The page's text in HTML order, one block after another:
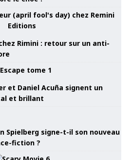
Rimini : retour sur un anti-
et Daniel Acuña signent un
et brillant
Spielberg signe-t-il son nouveau
fiction ?